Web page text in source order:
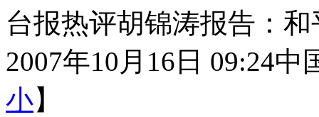
台报热评胡锦涛报告：
2007年10月16日 09:24中
小】